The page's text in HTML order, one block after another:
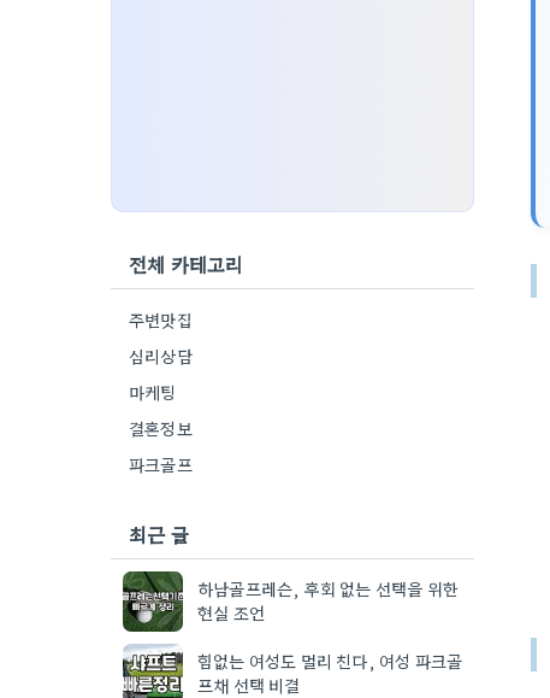
전체 카테고리
주변맛집
심리상담
마케팅
결혼정보
파크골프
최근 글
하남골프레슨, 후회 없는 선택을 위한
현실 조언
힘없는 여성도 멀리 친다, 여성 파크골
프채 선택 비결